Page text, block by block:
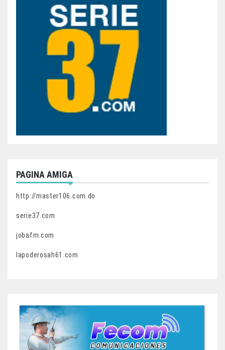
PAGINA AMIGA
http://master106.com.do
serie37.com
jobafm.com
lapoderosah61.com